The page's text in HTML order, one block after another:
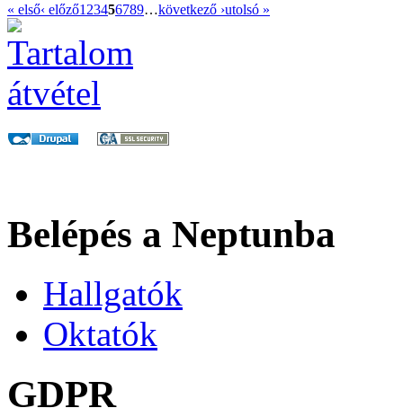
« első‹ előző1 23456789…következő ›utolsó »
Belépés a Neptunba
Hallgatók
Oktatók
GDPR